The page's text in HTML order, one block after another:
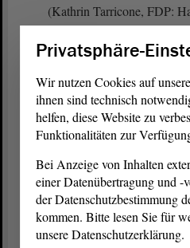
(Kathrin Tarricone, FDP:
gerade zugehört?)
unser AfD-Antrag. Das
damals, im Jahr 2018,
mindestens 38 € an die
zwar aus Landesmitteln und
Mittel, die über den Bund
Wäre man unserem
hätten wir viel weniger
Schafzüchter wären
Privatsphäre-
Wir nutzen Cookies auf
ihnen sind technisch
helfen, diese Website zu
Funktionalitäten zur
Bei Anzeige von Inhalten
einer Datenübertragung und -
der Datenschutzbestimmung
kommen. Bitte lesen Sie für
unsere Datenschutzerklärung.